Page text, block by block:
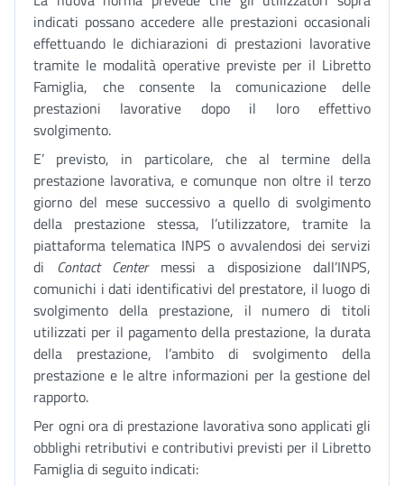
indicati possano accedere alle prestazioni occasionali
effettuando le dichiarazioni di prestazioni lavorative
tramite le modalità operative previste per il Libretto
Famiglia, che consente la comunicazione delle
prestazioni lavorative dopo il loro effettivo
svolgimento.
E’ previsto, in particolare, che al termine della
prestazione lavorativa, e comunque non oltre il terzo
giorno del mese successivo a quello di svolgimento
della prestazione stessa, l’utilizzatore, tramite la
piattaforma telematica INPS o avvalendosi dei servizi
di Contact Centermessi a disposizione dall’INPS,
comunichi i dati identificativi del prestatore, il luogo di
svolgimento della prestazione, il numero di titoli
utilizzati per il pagamento della prestazione, la durata
della prestazione, l’ambito di svolgimento della
prestazione e le altre informazioni per la gestione del
rapporto.
Per ogni ora di prestazione lavorativa sono applicati gli
obblighi retributivi e contributivi previsti per il Libretto
Famiglia di seguito indicati: